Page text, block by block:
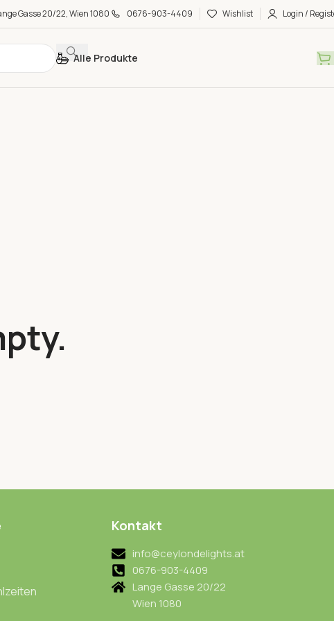
Gasse 20/22, Wien 1080 0676-903-4409 Wishlist Login /
Alle Produkte
Kontakt
info@ceylondelights.at
0676-903-4409
Lange Gasse 20/22
Wien 1080